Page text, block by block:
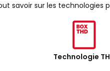
savoir sur les technologies
Technologie